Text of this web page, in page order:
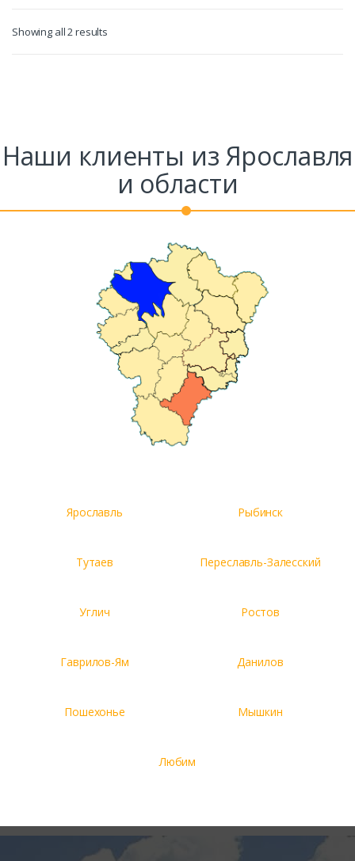
Ваше имя*
Комментарий к заказу
Showing all 2 results
Наши клиенты из Ярославля
и области
Ярославль Рыбинск
Тутаев Переславль-Залесский
Углич Ростов
Гаврилов-Ям Данилов
Пошехонье Мышкин
Любим